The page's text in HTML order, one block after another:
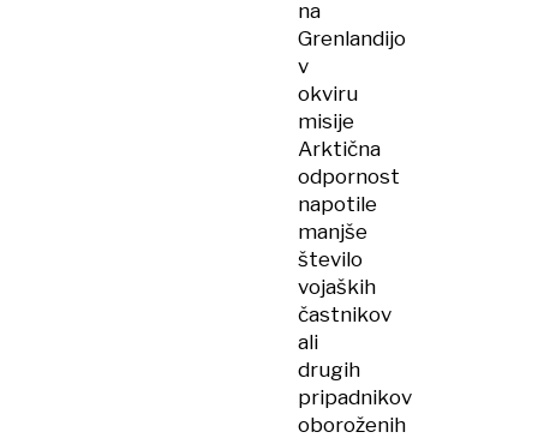
na
Grenlandijo
v
okviru
misije
Arktična
odpornost
napotile
manjše
število
vojaških
častnikov
ali
drugih
pripadnikov
oboroženih